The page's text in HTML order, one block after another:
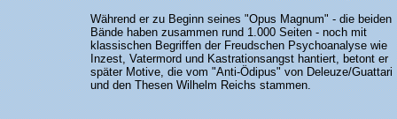
Während er zu Beginn seines "Opus Magnum" - die beiden
Bände haben zusammen rund 1.000 Seiten - noch mit
klassischen Begriffen der Freudschen Psychoanalyse wie
Inzest, Vatermord und Kastrationsangst hantiert, betont er
später Motive, die vom "Anti-Ödipus" von Deleuze/Guattari
und den Thesen Wilhelm Reichs stammen.